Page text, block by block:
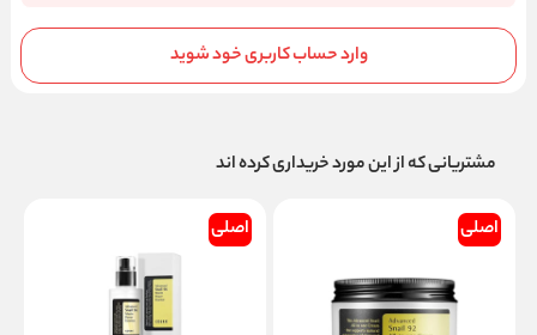
وارد حساب کاربری خود شوید
مشتریانی که از این مورد خریداری کرده اند
اصلی اصلی